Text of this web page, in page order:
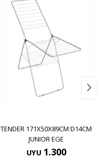
TENDER 171X50X89CM D14CM
JUNIOR EGE
UYU 1.300